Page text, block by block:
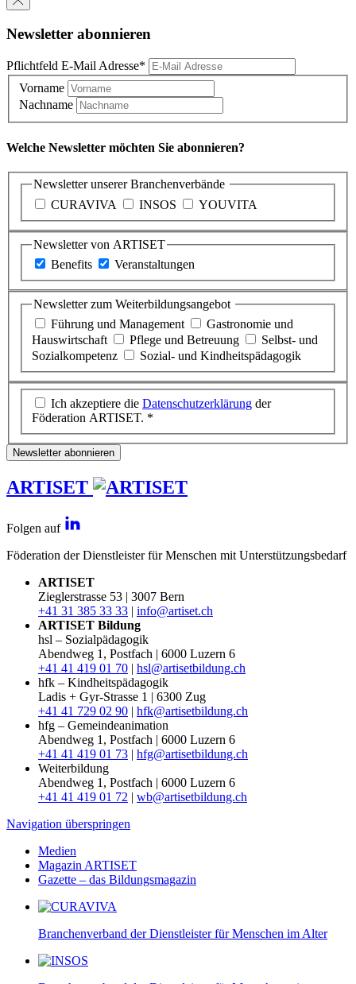
Newsletter abonnieren
Pflichtfeld E-Mail Adresse*
Vorname
Nachname
Welche Newsletter möchten Sie abonnieren?
Newsletter unserer Branchenverbände
CURAVIVA
INSOS YOUVITA
Newsletter von ARTISET
Benefits
Veranstaltungen
Newsletter zum Weiterbildungsangebot
Führung und Management
Gastronomie und
Hauswirtschaft
Pflege und Betreuung
Selbst- und
Sozialkompetenz
Sozial- und Kindheitspädagogik
Ich akzeptiere die Datenschutzerklärung der
Föderation ARTISET. *
Newsletter abonnieren
ARTISET
Folgen auf
Föderation der Dienstleister für Menschen mit Unterstützungsbedarf
ARTISET
Zieglerstrasse 53 | 3007 Bern
+41 31 385 33 33 | info@artiset.ch
ARTISET Bildung
hsl – Sozialpädagogik
Abendweg 1, Postfach | 6000 Luzern 6
+41 41 419 01 70 | hsl@artisetbildung.ch
hfk – Kindheitspädagogik
Ladis + Gyr-Strasse 1 | 6300 Zug
+41 41 729 02 90 | hfk@artisetbildung.ch
hfg – Gemeindeanimation
Abendweg 1, Postfach | 6000 Luzern 6
+41 41 419 01 73 | hfg@artisetbildung.ch
Weiterbildung
Abendweg 1, Postfach | 6000 Luzern 6
+41 41 419 01 72 | wb@artisetbildung.ch
Navigation überspringen
Medien
Magazin ARTISET
Gazette – das Bildungsmagazin
Branchenverband der Dienstleister für Menschen im Alter